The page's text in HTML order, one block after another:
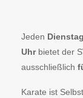
Jeden
Uhrbietet der
ausschließlich
Karate ist